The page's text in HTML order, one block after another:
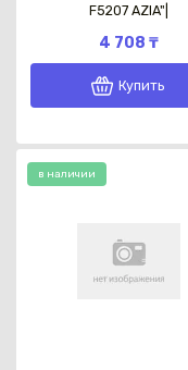
F5207 AZIA"|
4 708 ₸
Купить
в наличии